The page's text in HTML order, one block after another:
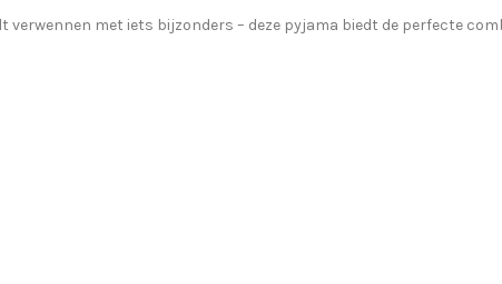
met iets bijzonders – deze pyjama biedt de perfecte